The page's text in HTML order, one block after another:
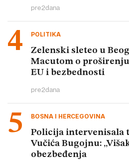
pre2dana
POLITIKA
Zelenski sleteo u
Macutom o
EU i bezbednosti
pre2dana
BOSNA I HERCEGOVINA
Policija intervenisala
Vučića Bugojnu:
obezbeđenja